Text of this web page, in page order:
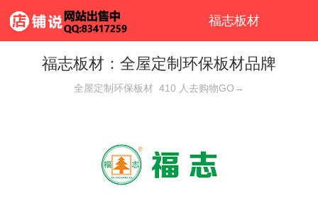
福志板材
福志板材：全屋定制环保板材品牌
全屋定制环保板材 410 人去购物GO→